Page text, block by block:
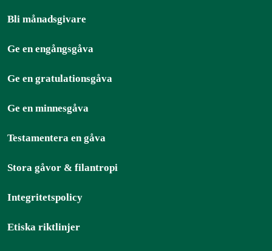
Bli månadsgivare
Ge en engångsgåva
Ge en gratulationsgåva
Ge en minnesgåva
Testamentera en gåva
Stora gåvor & filantropi
Integritetspolicy
Etiska riktlinjer